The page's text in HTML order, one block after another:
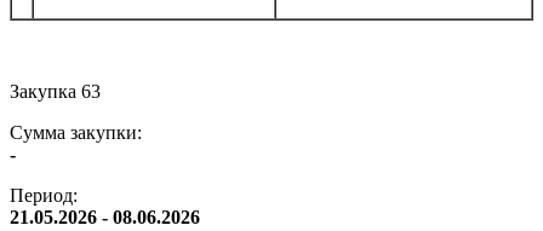
Закупка 63
Сумма закупки:
-
Период:
21.05.2026 - 08.06.2026